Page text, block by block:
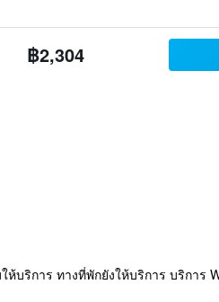
฿2,304
บริการ ทางที่พักยังให้บริการ บริกา